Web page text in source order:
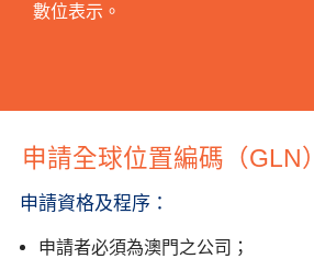
數位表示。
申請全球位置編碼（GLN）
申請資格及程序：
申請者必須為澳門之公司；